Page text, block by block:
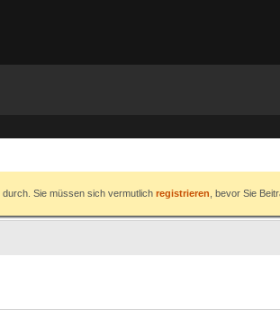
durch. Sie müssen sich vermutlich registrieren , bevor Sie